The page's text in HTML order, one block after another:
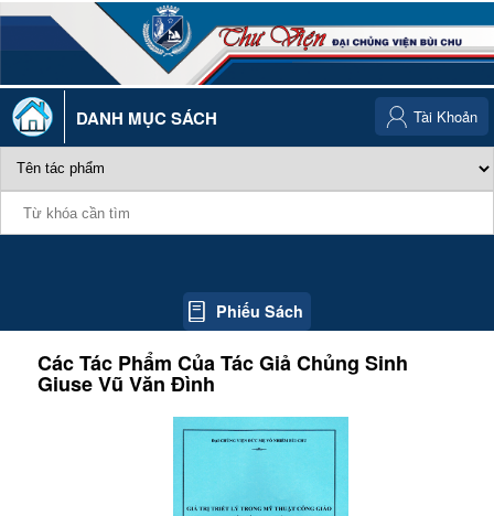
DANH MỤC SÁCH
Phiếu Sách
Tài Khoản
Các Tác Phẩm Của Tác GiảChủng Sinh
Giuse Vũ Văn Đình